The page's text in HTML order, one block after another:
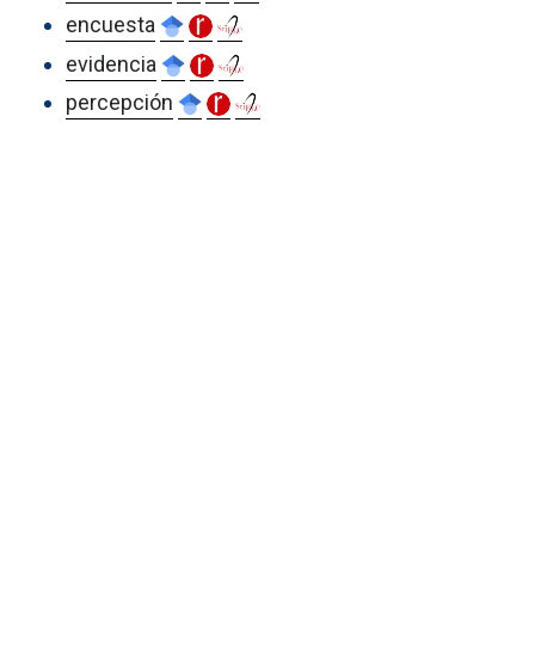
encuesta
evidencia
percepción